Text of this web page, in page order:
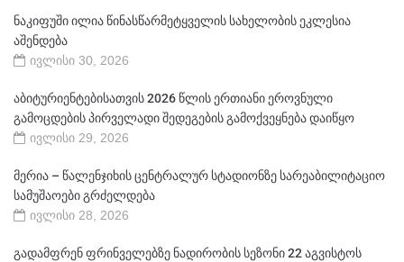
ნაკიფუში ილია წინასწარმეტყველის სახელობის ეკლესია
აშენდება
ივლისი 30, 2026
აბიტურიენტებისათვის 2026 წლის ერთიანი ეროვნული
გამოცდების პირველადი შედეგების გამოქვეყნება დაიწყო
ივლისი 29, 2026
მერია – წალენჯიხის ცენტრალურ სტადიონზე სარეაბილიტაციო
სამუშაოები გრძელდება
ივლისი 28, 2026
გადამფრენ ფრინველებზე ნადირობის სეზონი 22 აგვისტოს